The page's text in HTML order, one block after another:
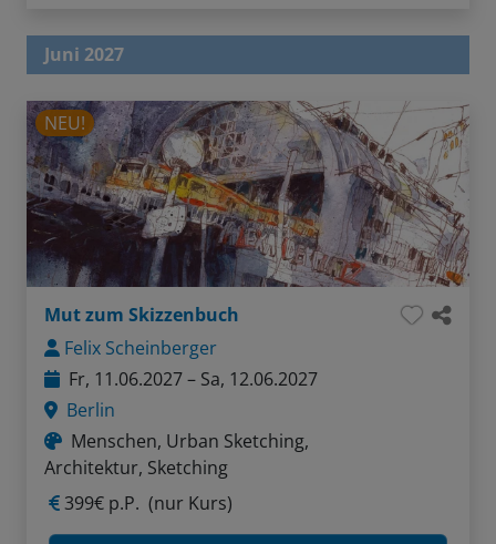
Juni 2027
NEU!
Mut zum Skizzenbuch
Felix Scheinberger
Fr, 11.06.2027 – Sa, 12.06.2027
Berlin
Menschen, Urban Sketching,
Architektur, Sketching
399€ p.P. (nur Kurs)